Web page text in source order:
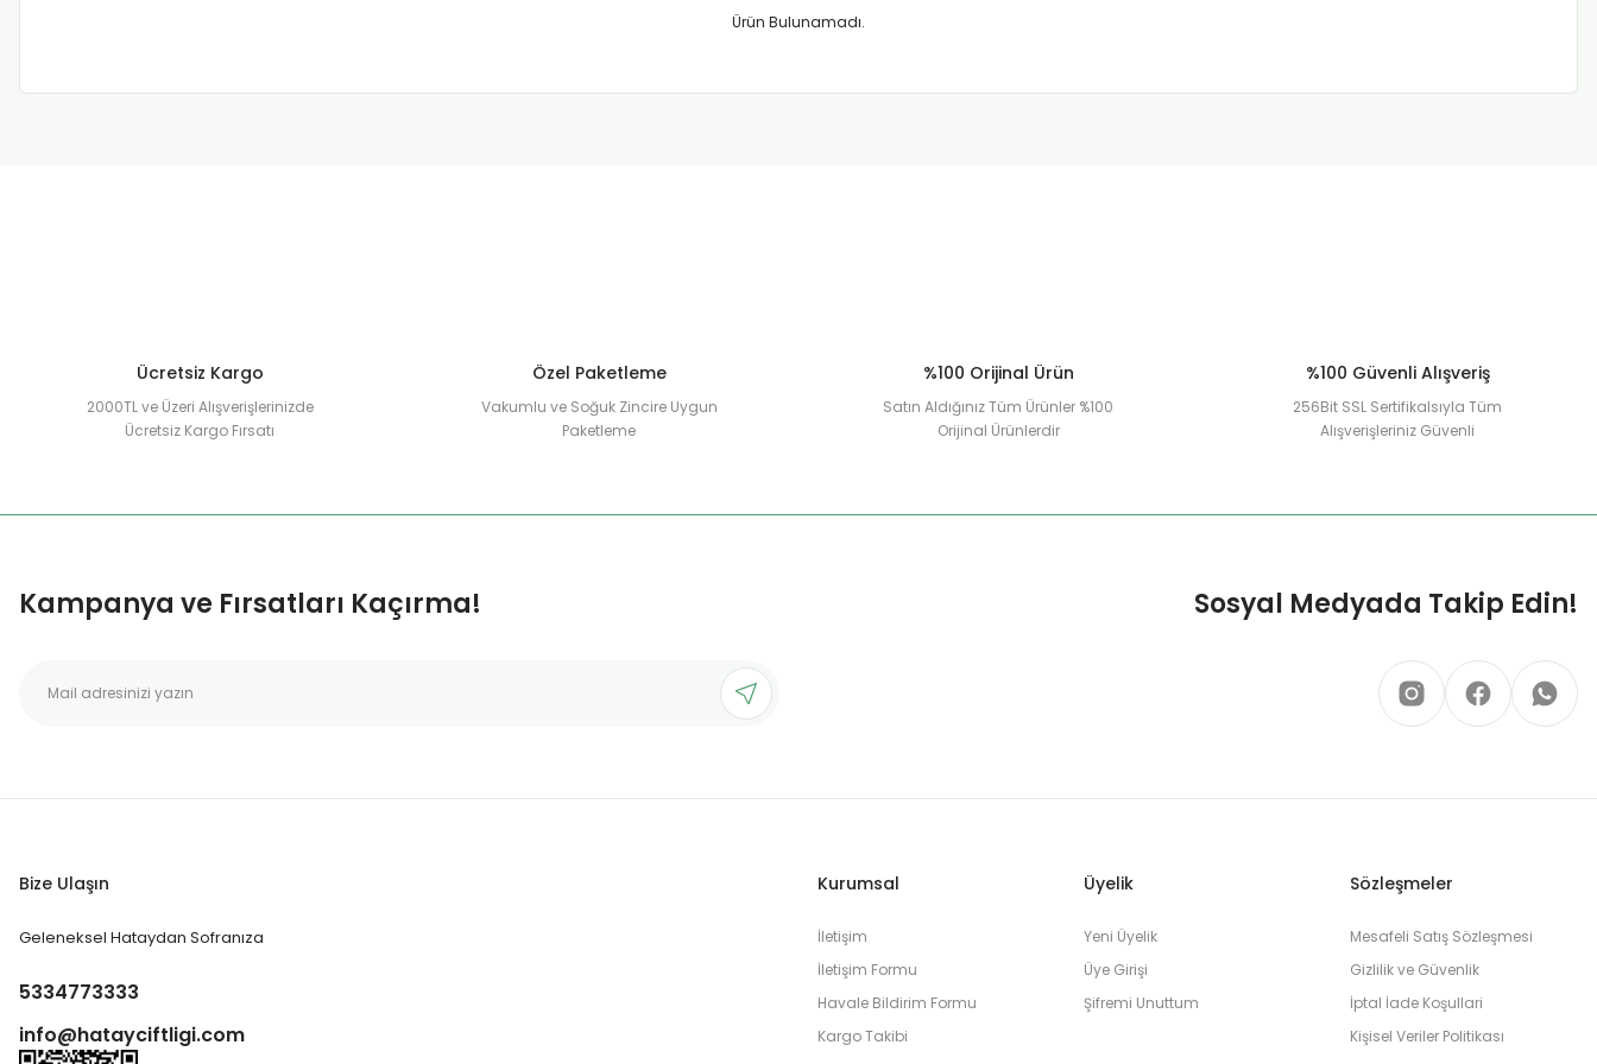
Ürün Bulunamadı.
Ücretsiz Kargo
2000TL ve Üzeri Alışverişlerinizde
Ücretsiz Kargo Fırsatı
Özel Paketleme
Vakumlu ve Soğuk Zincire Uygun
Paketleme
%100 Orijinal Ürün
Satın Aldığınız Tüm Ürünler %100
Orijinal Ürünlerdir
%100 Güvenli Alışveriş
256Bit SSL Sertifikalsıyla Tüm
Alışverişleriniz Güvenli
Kampanya ve Fırsatları Kaçırma! Sosyal Medyada Takip Edin!
Bize Ulaşın
Geleneksel Hataydan Sofranıza
5334773333
info@hatayciftligi.com
Kurumsal
İletişim
İletişim Formu
Havale Bildirim Formu
Kargo Takibi
Üyelik
Yeni Üyelik
Üye Girişi
Şifremi Unuttum
Sözleşmeler
Mesafeli Satış Sözleşmesi
Gizlilik ve Güvenlik
İptal İade Koşullari
Kişisel Veriler Politikası